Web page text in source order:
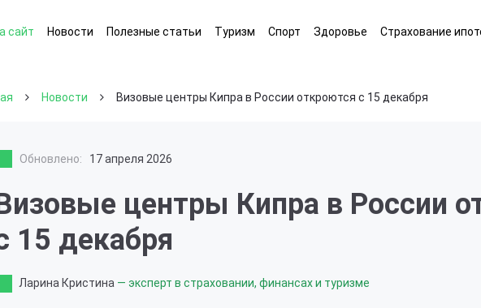
сайт Новости Полезные статьи Туризм Спорт Здоровье Страхование
Новости Визовые центры Кипра в России откроются с 15 декабря
Обновлено: 17 апреля 2026
центры Кипра в России
15 декабря
Ларина Кристина — эксперт в страховании, финансах и туризме